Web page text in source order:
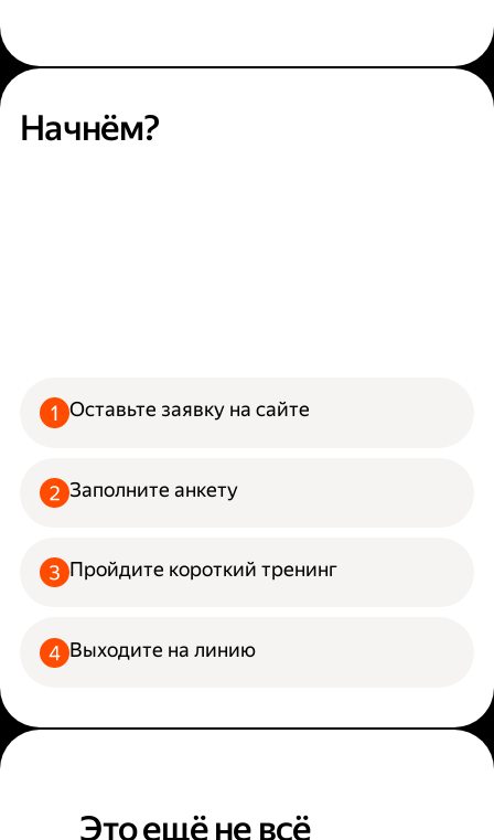
Начнём?
Оставьте заявку на сайте
Заполните анкету
Пройдите короткий тренинг
Выходите на линию
Это ещё не всё